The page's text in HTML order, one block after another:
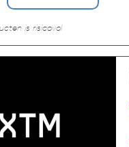
is risicovol